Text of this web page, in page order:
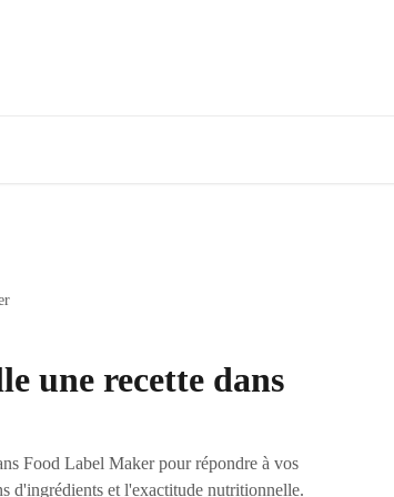
une recette dans
Food Label Maker pour répondre à vos
d'ingrédients et l'exactitude nutritionnelle.